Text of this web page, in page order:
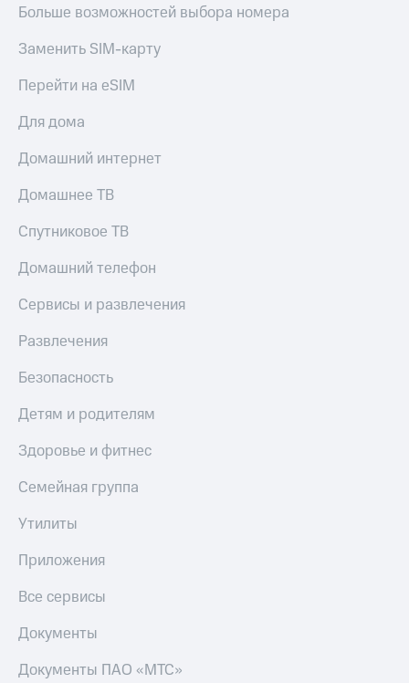
Больше возможностей выбора номера
Заменить SIM-карту
Перейти на eSIM
Для дома
Домашний интернет
Домашнее ТВ
Спутниковое ТВ
Домашний телефон
Сервисы и развлечения
Развлечения
Безопасность
Детям и родителям
Здоровье и фитнес
Семейная группа
Утилиты
Приложения
Все сервисы
Документы
Документы ПАО «МТС»